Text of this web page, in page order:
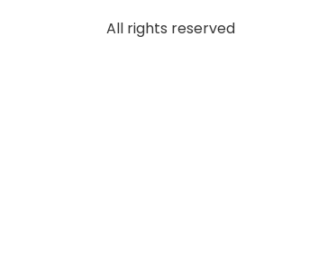
All rights reserved